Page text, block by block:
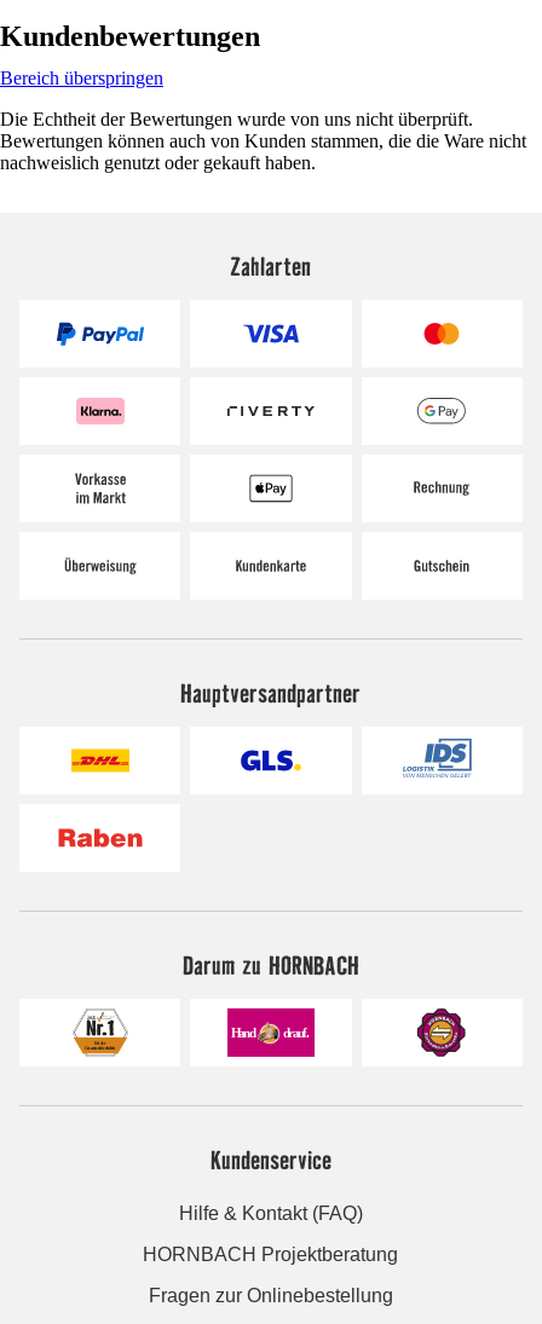
Kundenbewertungen
Bereich überspringen
Die Echtheit der Bewertungen wurde von uns nicht überprüft.
Bewertungen können auch von Kunden stammen, die die Ware nicht
nachweislich genutzt oder gekauft haben.
Zahlarten
Hauptversandpartner
Darum zu HORNBACH
Kundenservice
Hilfe & Kontakt (FAQ)
HORNBACH Projektberatung
Fragen zur Onlinebestellung